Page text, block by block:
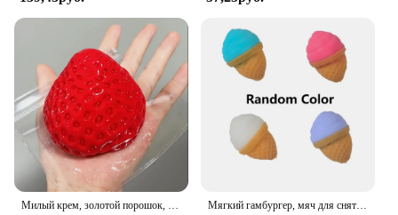
vehicle's performance but also contributes to its
longevity. By disabling the AFM system, the
disabler allows your engine to operate at its most
efficient level, reducing fuel consumption and
emissions. This not only benefits the environment
but also your wallet, as you'll notice a significant
reduction in fuel costs. The disabler's durable
construction ensures it can withstand the rigors of
daily use, making it a reliable addition to your
vehicle's performance upgrades.
Милый крем, золотой порошок, большой клубничный щепотка, имитация силиконовой глины, подарок на день рождения для девочек, детские мягкие игрушки Мягкий гамбургер, мяч для снятия стресса, сенсорная игрушка для аутизма, снятие стресса и тревоги, игрушки-непоседа, мороженое, щепотка, декомпрессионная игрушка для взрослых